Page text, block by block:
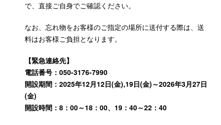
で、直接ご自身でご確認ください。
なお、忘れ物をお客様のご指定の場所に送付する際は、送
料はお客様ご負担となります。
【緊急連絡先】
電話番号：050-3176-7990
開設期間：2025年12月12日(金),19日(金)～2026年3月27日
(金)
開設時間：8：00～18：00、19：40～22：40